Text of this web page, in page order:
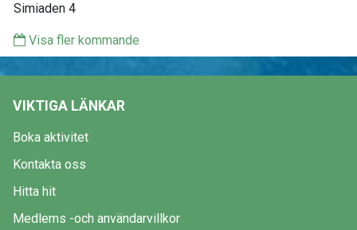
Simiaden 4
Visa fler kommande
VIKTIGA LÄNKAR
Boka aktivitet
Kontakta oss
Hitta hit
Medlems -och användarvillkor